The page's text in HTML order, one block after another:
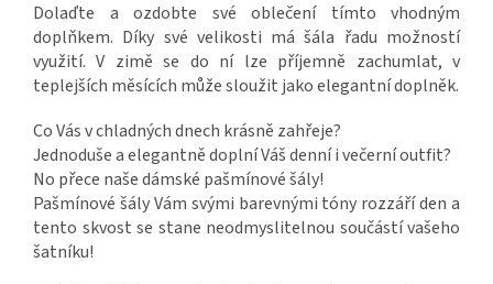
Dolaďte a ozdobte své oblečení tímto vhodným
doplňkem. Díky své velikosti má šála řadu možností
využití. V zimě se do ní lze příjemně zachumlat, v
teplejších měsících může sloužit jako elegantní doplněk.
Co Vás v chladných dnech krásně zahřeje?
Jednoduše a elegantně doplní Váš denní i večerní outfit?
No přece naše dámské pašmínové šály!
Pašmínové šály Vám svými barevnými tóny rozzáří den a
tento skvost se stane neodmyslitelnou součástí vašeho
šatníku!